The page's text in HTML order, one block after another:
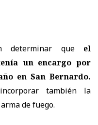
determinar que el
un encargo por
en San Bernardo.
también la
de fuego.